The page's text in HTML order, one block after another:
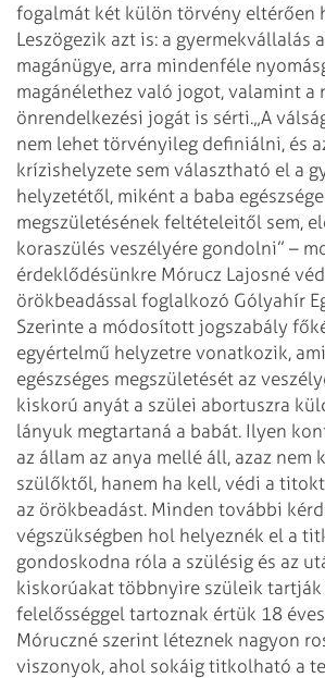
fogalmát két külön törvény eltérően
Leszögezik azt is: a gyermekvállalás
magánügye, arra mindenféle
magánélethez való jogot, valamint a
önrendelkezési jogát is sérti.„A
nem lehet törvényileg definiálni, és
krízishelyzete sem választható el a
helyzetétől, miként a baba
megszületésének feltételeitől sem,
koraszülés veszélyére gondolni” –
érdeklődésünkre Mórucz Lajosné
örökbeadással foglalkozó Gólyahír
Szerinte a módosított jogszabály
egyértelmű helyzetre vonatkozik,
egészséges megszületését az
kiskorú anyát a szülei abortuszra
lányuk megtartaná a babát. Ilyen
az állam az anya mellé áll, azaz nem
szülőktől, hanem ha kell, védi a
az örökbeadást. Minden további
végszükségben hol helyeznék el a
gondoskodna róla a szülésig és az
kiskorúakat többnyire szüleik tartják
felelősséggel tartoznak értük 18
Móruczné szerint léteznek nagyon
viszonyok, ahol sokáig titkolható a